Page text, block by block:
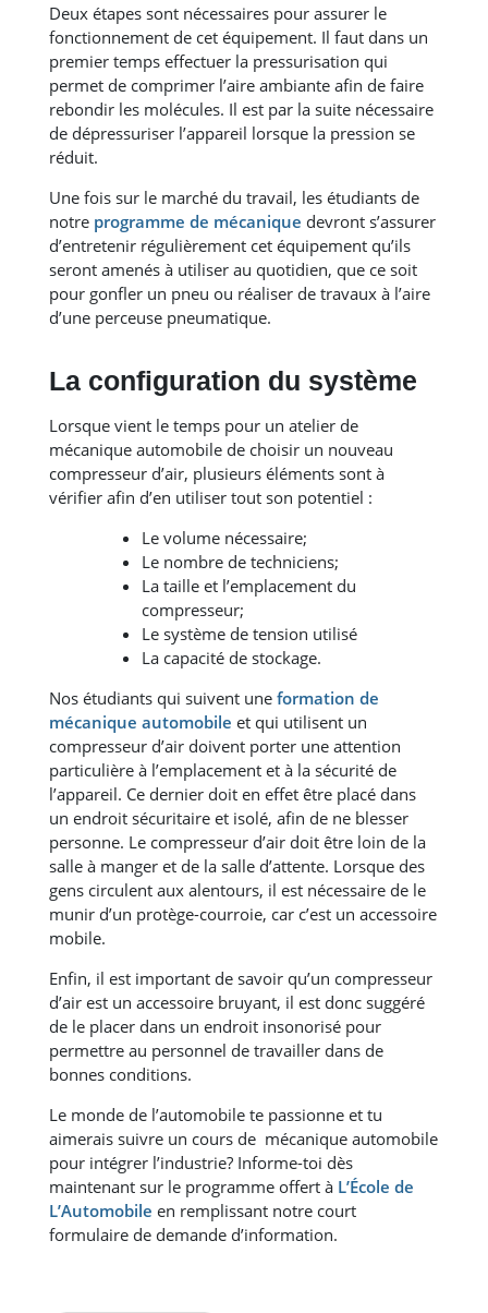
Deux étapes sont nécessaires pour assurer le
fonctionnement de cet équipement. Il faut dans un
premier temps effectuer la pressurisation qui
permet de comprimer l’aire ambiante afin de faire
rebondir les molécules. Il est par la suite nécessaire
de dépressuriser l’appareil lorsque la pression se
réduit.
Une fois sur le marché du travail, les étudiants de
notre programme de mécanique devront s’assurer
d’entretenir régulièrement cet équipement qu’ils
seront amenés à utiliser au quotidien, que ce soit
pour gonfler un pneu ou réaliser de travaux à l’aire
d’une perceuse pneumatique.
La configuration du système
Lorsque vient le temps pour un atelier de
mécanique automobile de choisir un nouveau
compresseur d’air, plusieurs éléments sont à
vérifier afin d’en utiliser tout son potentiel :
Le volume nécessaire;
Le nombre de techniciens;
La taille et l’emplacement du
compresseur;
Le système de tension utilisé
La capacité de stockage.
Nos étudiants qui suivent une formation de
mécanique automobile et qui utilisent un
compresseur d’air doivent porter une attention
particulière à l’emplacement et à la sécurité de
l’appareil. Ce dernier doit en effet être placé dans
un endroit sécuritaire et isolé, afin de ne blesser
personne. Le compresseur d’air doit être loin de la
salle à manger et de la salle d’attente. Lorsque des
gens circulent aux alentours, il est nécessaire de le
munir d’un protège-courroie, car c’est un accessoire
mobile.
Enfin, il est important de savoir qu’un compresseur
d’air est un accessoire bruyant, il est donc suggéré
de le placer dans un endroit insonorisé pour
permettre au personnel de travailler dans de
bonnes conditions.
Le monde de l’automobile te passionne et tu
aimerais suivre un cours de mécanique automobile
pour intégrer l’industrie? Informe-toi dès
maintenant sur le programme offert à L’École de
L’Automobile en remplissant notre court
formulaire de demande d’information.